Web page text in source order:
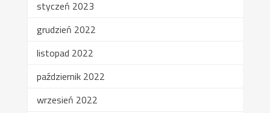
styczeń 2023
grudzień 2022
listopad 2022
październik 2022
wrzesień 2022